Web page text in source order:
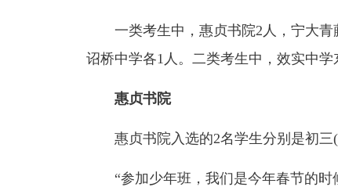
一类考生中，惠贞书院2人，宁大
诏桥中学各1人。二类考生中，效实中学
惠贞书院
惠贞书院入选的2名学生分别是初三
“参加少年班，我们是今年春节的